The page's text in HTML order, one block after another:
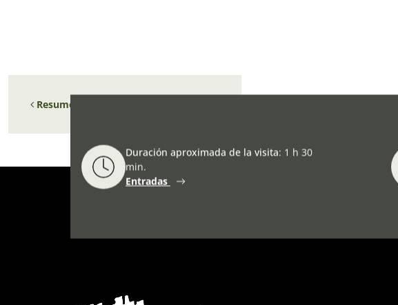
Navegación de entradas
Resumen actividades Julio-septiembre
Duración aproximada de la visita: 1 h 30
min.
Entradas